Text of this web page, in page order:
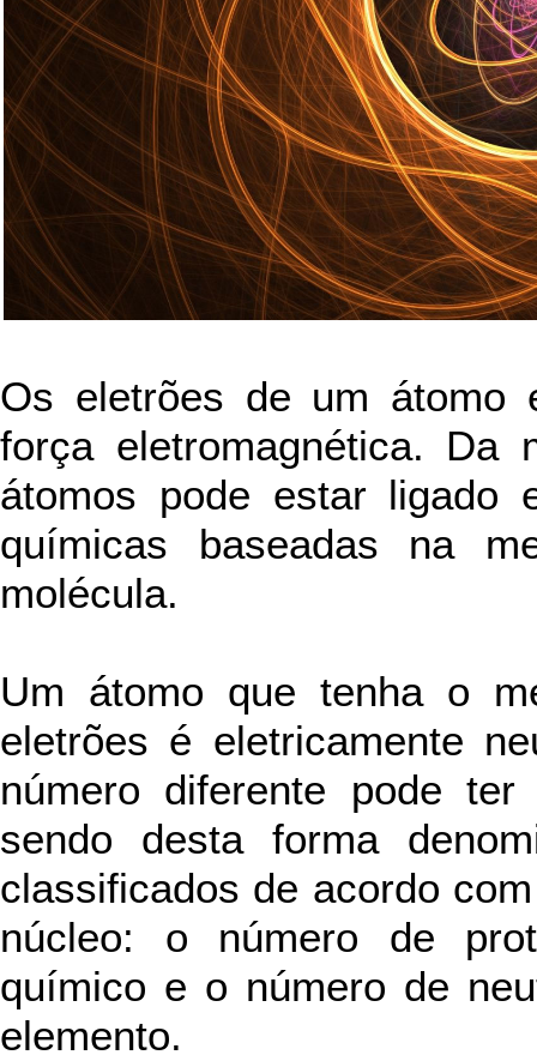
Os eletrões de um átomo
força eletromagnética. Da
átomos pode estar ligado
químicas baseadas na
molécula.
Um átomo que tenha o
eletrões é eletricamente
número diferente pode
sendo desta forma
classificados de acordo
núcleo: o número de
químico e o número de
elemento.